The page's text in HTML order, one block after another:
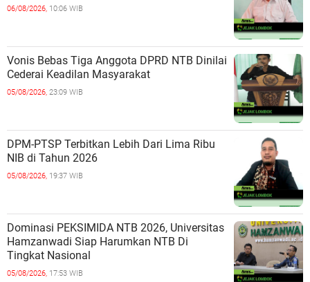
06/08/2026, 10:06 WIB
Vonis Bebas Tiga Anggota DPRD NTB Dinilai
Cederai Keadilan Masyarakat
05/08/2026, 23:09 WIB
DPM-PTSP Terbitkan Lebih Dari Lima Ribu
NIB di Tahun 2026
05/08/2026, 19:37 WIB
Dominasi PEKSIMIDA NTB 2026, Universitas
Hamzanwadi Siap Harumkan NTB Di
Tingkat Nasional
05/08/2026, 17:53 WIB